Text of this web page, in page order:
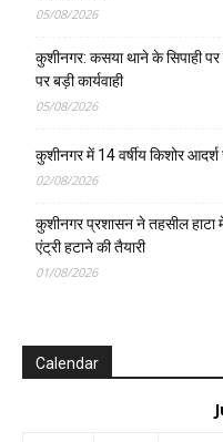
05/08/2026
कुशीनगर: कसया थाने के सिपाही
पर बड़ी कार्यवाही
05/08/2026
कुशीनगर में 14 वर्षीय किशोर आदर्श
02/08/2026
कुशीनगर प्रशासन ने तहसील हाटा
एंट्री हटाने की तैयारी
01/08/2026
Calendar